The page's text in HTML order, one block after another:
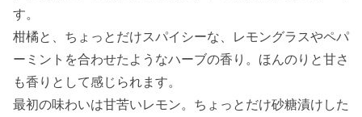
す。
柑橘と、ちょっとだけスパイシーな、レモングラスやペパ
ーミントを合わせたようなハーブの香り。ほんのりと甘さ
も香りとして感じられます。
最初の味わいは甘苦いレモン。ちょっとだけ砂糖漬けした